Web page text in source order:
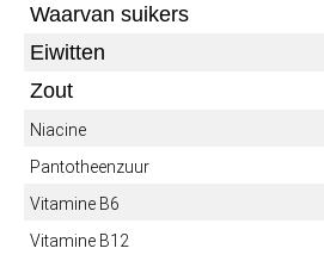
Waarvan suikers
Eiwitten
Zout
Niacine
Pantotheenzuur
Vitamine B6
Vitamine B12